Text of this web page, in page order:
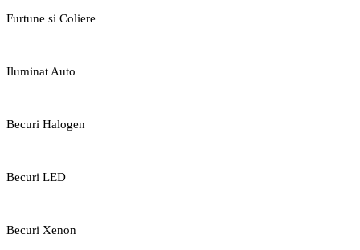
Furtune si Coliere
Iluminat Auto
Becuri Halogen
Becuri LED
Becuri Xenon